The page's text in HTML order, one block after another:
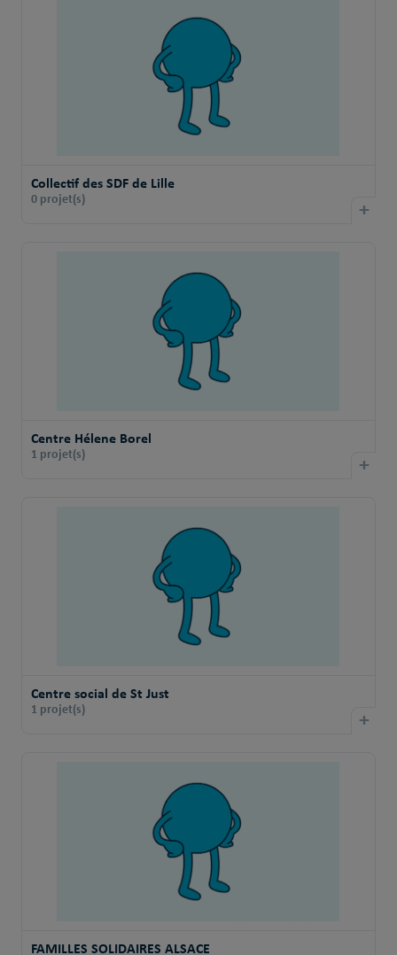
Collectif des SDF de Lille
0 projet(s) +
Centre Hélene Borel
1 projet(s) +
Centre social de St Just
1 projet(s) +
FAMILLES SOLIDAIRES ALSACE